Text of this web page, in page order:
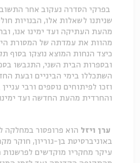
בפרקי הסדרה נעקוב אחר
שניתנו לשאלות אלו, הבנויות
מהעת העתיקה ועד ימינו אנו,
מהוות את עמדתה של המסורת
כיצד הנחות המוצא נוצקו בסוף
ובספרות הבית השני, התגבשו
השתכללו בימי הביניים ובעת
וזכו לפיתוחים נוספים ורבי
והחרדית מהעת החדשה ועד
ערן ויזל הוא פרופסור במחלקה
באוניברסיטת בן-גוריון, חוקר
עיקר מחקריו מוקדשים לפרשנות